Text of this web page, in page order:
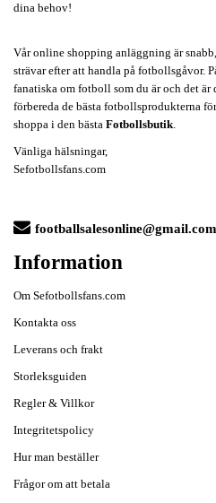
dina behov!
Vår online shopping anläggning är
strävar efter att handla på fotbollsgåvor.
fanatiska om fotboll som du är och det
förbereda de bästa fotbollsprodukterna
shoppa i den bästa Fotbollsbutik.
Vänliga hälsningar,
Sefotbollsfans.com
footballsalesonline@gmail.com
Information
Om Sefotbollsfans.com
Kontakta oss
Leverans och frakt
Storleksguiden
Regler & Villkor
Integritetspolicy
Hur man beställer
Frågor om att betala